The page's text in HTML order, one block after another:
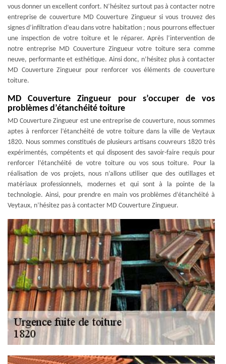
vous donner un excellent confort. N’hésitez surtout pas à contacter notre
entreprise de couverture MD Couverture Zingueur si vous trouvez des
signes d’infiltration d’eau dans votre habitation ; nous pourrons effectuer
une inspection de votre toiture et le réparer. Après l’intervention de
notre entreprise MD Couverture Zingueur votre toiture sera comme
neuve, performante et esthétique. Ainsi donc, n’hésitez plus à contacter
MD Couverture Zingueur pour renforcer vos éléments de couverture
toiture.
MD Couverture Zingueur pour s’occuper de vos
problèmes d’étanchéité toiture
MD Couverture Zingueur est une entreprise de couverture, nous sommes
aptes à renforcer l’étanchéité de votre toiture dans la ville de Veytaux
1820. Nous sommes constitués de plusieurs artisans couvreurs 1820 très
expérimentés, compétents et qui disposent des savoir-faire requis pour
renforcer l’étanchéité de votre toiture ou vos sous toiture. Pour la
réalisation de vos projets, nous n’allons utiliser que des outillages et
matériaux professionnels, modernes et qui sont à la pointe de la
technologie. Ainsi, pour prendre en main vos problèmes d’étanchéité à
Veytaux, n’hésitez pas à contacter MD Couverture Zingueur.